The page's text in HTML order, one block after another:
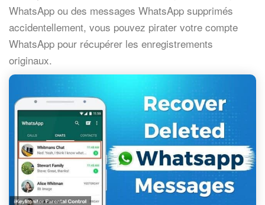
WhatsApp ou des messages WhatsApp supprimés
accidentellement, vous pouvez pirater votre compte
WhatsApp pour récupérer les enregistrements
originaux.